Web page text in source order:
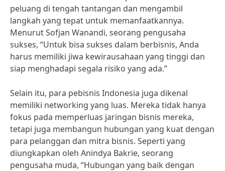
peluang di tengah tantangan dan mengambil
langkah yang tepat untuk memanfaatkannya.
Menurut Sofjan Wanandi, seorang pengusaha
sukses, “Untuk bisa sukses dalam berbisnis, Anda
harus memiliki jiwa kewirausahaan yang tinggi dan
siap menghadapi segala risiko yang ada.”
Selain itu, para pebisnis Indonesia juga dikenal
memiliki networking yang luas. Mereka tidak hanya
fokus pada memperluas jaringan bisnis mereka,
tetapi juga membangun hubungan yang kuat dengan
para pelanggan dan mitra bisnis. Seperti yang
diungkapkan oleh Anindya Bakrie, seorang
pengusaha muda, “Hubungan yang baik dengan